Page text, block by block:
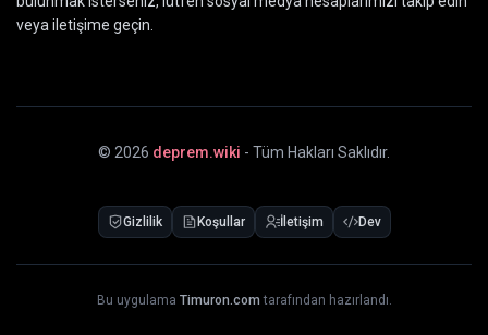
veya iletişime geçin.
© 2026 deprem.wiki - Tüm Hakları Saklıdır.
Gizlilik Koşullar İletişim Dev
Bu uygulama Timuron.com tarafından hazırlandı.